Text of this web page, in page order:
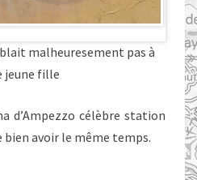
malheuresement pas à
jeune fille
d’Ampezzo célèbre station
avoir le même temps.